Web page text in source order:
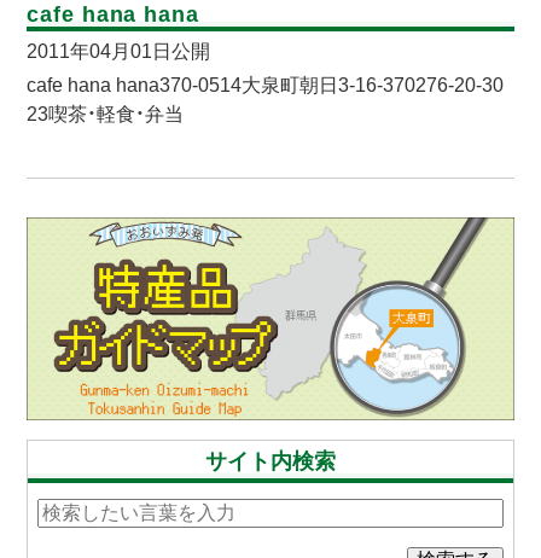
cafe hana hana
2011年04月01日公開
cafe hana hana370-0514大泉町朝日3-16-370276-20-30
23喫茶・軽食・弁当
サイト内検索